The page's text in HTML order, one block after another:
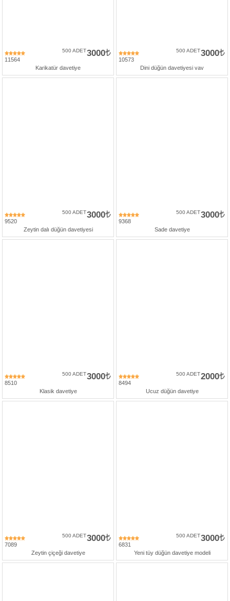
11564
3000
500 ADET
Karikatür davetiye
10573
3000
500 ADET
Dini düğün davetiyesi vav
9520
3000
500 ADET
Zeytin dalı düğün davetiyesi
9368
3000
500 ADET
Sade davetiye
8510
3000
500 ADET
Klasik davetiye
8494
2000
500 ADET
Ucuz düğün davetiye
7089
3000
500 ADET
Zeytin çiçeği davetiye
6831
3000
500 ADET
Yeni tüy düğün davetiye modeli